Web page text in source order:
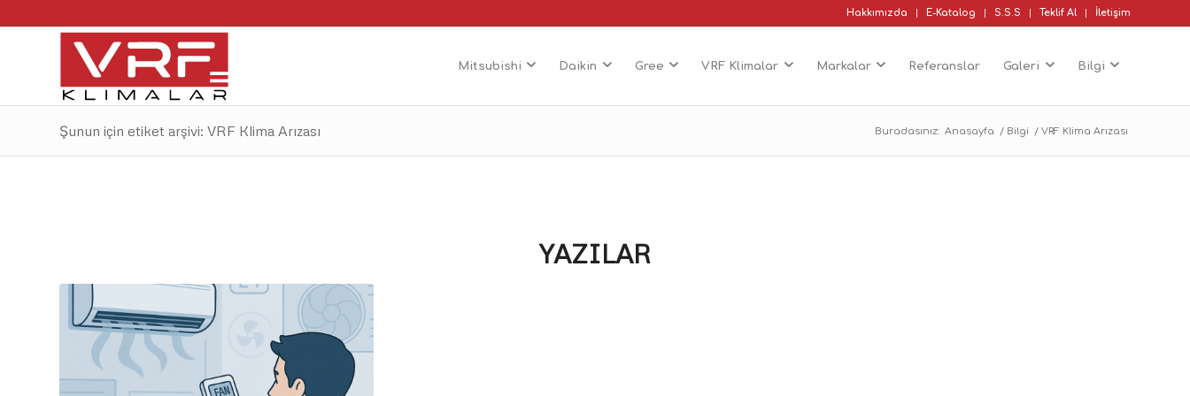
Hakkımızda E-Katalog S.S.S Teklif Al İletişim
Mitsubishi Daikin Gree VRF Klimalar Markalar Referanslar Galeri Bilgi
Şunun için etiket arşivi: VRF Klima Arızası Buradasınız: Anasayfa / Bilgi / VRF Klima Arızası
YAZILAR